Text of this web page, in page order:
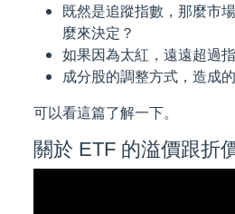
既然是追蹤指數，那麼市
麼來決定？
如果因為太紅，遠遠超過
成分股的調整方式，造成
可以看這篇了解一下。
關於 ETF 的溢價跟折